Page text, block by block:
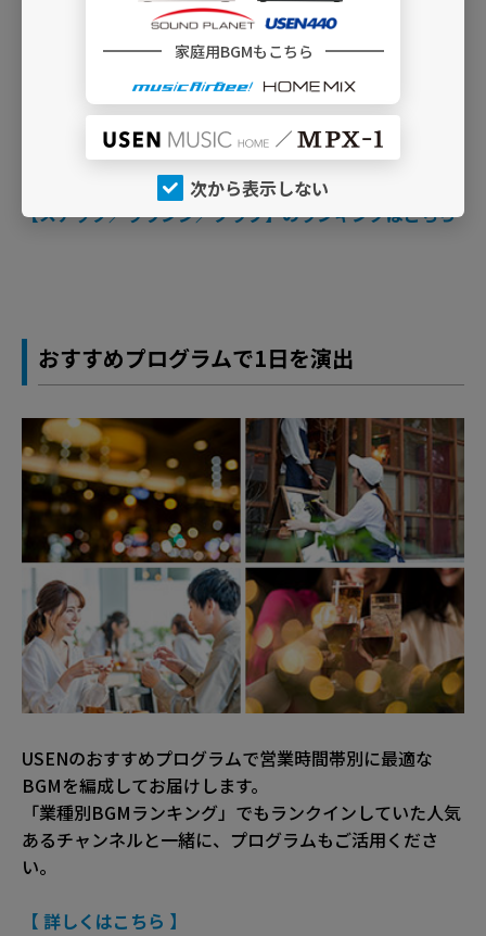
【スナック／ラウンジ／クラブ】のランキングはこちら
おすすめプログラムで1日を演出
USENのおすすめプログラムで営業時間帯別に最適な
BGMを編成してお届けします。
「業種別BGMランキング」でもランクインしていた人気
あるチャンネルと一緒に、プログラムもご活用くださ
い。
【 詳しくはこちら 】
家庭用BGMもこちら
次から表示しない